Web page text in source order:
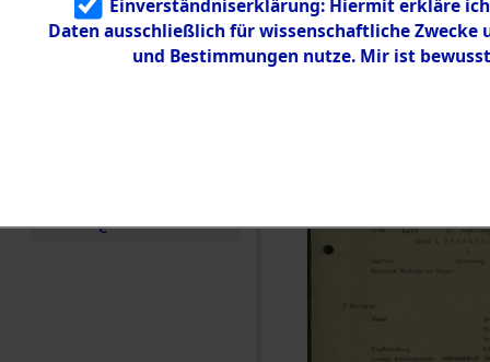
g
5.3.3
Todesmärsch
e
0001
Einverständniserklärung: Hiermit erkläre
Daten ausschließlich für wissenschaftliche
und Bestimmungen nutze. Mir ist